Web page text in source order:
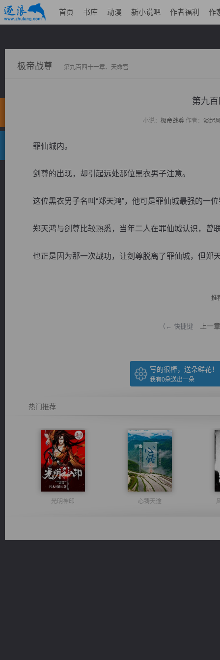
首页 书库 动漫 新小说吧 作者福利 作
极帝战尊 第九百四十一章、天命宫
第九
小说： 极帝战尊作者： 淡起
罪仙城内。
剑尊的出现，却引起远处那位黑衣男子注意。
这位黑衣男子名叫“郑天鸿”，他可是罪仙城最强的一位
郑天鸿与剑尊比较熟悉，当年二人在罪仙城认识，曾
也正是因为那一次战功，让剑尊脱离了罪仙城，但郑
推
（← 快捷键 上一章
写的很棒，送朵鲜花！
我有0朵送出一朵
热门推荐
光明神印 心铸天途